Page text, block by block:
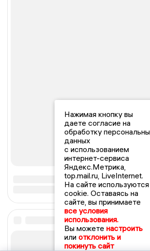
Нажимая кнопку вы
даете согласие на
обработку
данных
с использованием
интернет-сервиса
Яндекс.Метрика,
top.mail.ru, LiveInternet.
На сайте используются
cookie. Оставаясь на
сайте, вы принимаете
все условия
использования.
Вы можете настроить
или отклонить и
покинуть сайт